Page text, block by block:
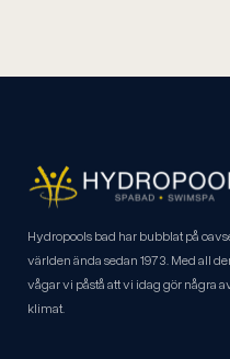
Hydropools bad har bubblat på
världen ända sedan 1973. Med all
vågar vi påstå att vi idag gör några
klimat.